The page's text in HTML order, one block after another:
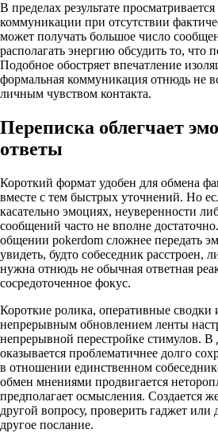
В пределах результате
коммуникации при отсутствии
может получать большое число
располагать энергию обсудить то, что
Подобное обостряет впечатление
формальная коммуникация отнюдь не
личным чувством контакта.
Переписка облегчает
ответы
Короткий формат удобен для обмена
вместе с тем быстрых уточнений. Но
касательно эмоциях, неуверенности
сообщений часто не вполне
общении pokerdom сложнее передать
увидеть, будто собеседник расстроен,
нужна отнюдь не обычная ответная
сосредоточенное фокус.
Короткие ролика, оперативные сводки
непрерывным обновлением ленты
непрерывной перестройке стимулов.
оказывается проблематичнее долго
в отношении единственном
обмен мнениями продвигается
предполагает осмысления. Создается
другой вопросу, проверить гаджет или
другое послание.